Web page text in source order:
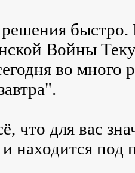
быстро.
Войны
во много
что для вас
находится под